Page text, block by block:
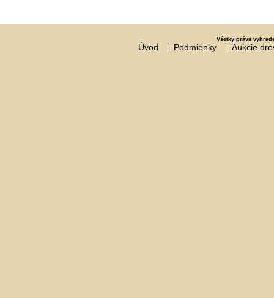
Všetky práva
Úvod Podmienky Aukcie